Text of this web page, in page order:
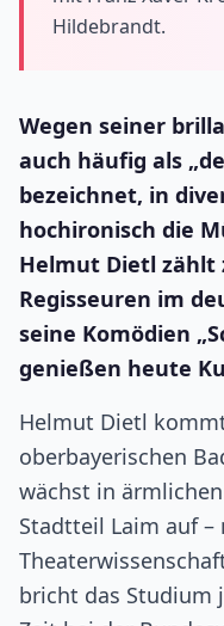
Hildebrandt.
Wegen seiner
auch häufig als
bezeichnet, in
hochironisch die
Helmut Dietl zählt
Regisseuren im
seine Komödien
genießen heute
Helmut Dietl
oberbayerischen
wächst in
Stadtteil Laim auf
bricht das Studium